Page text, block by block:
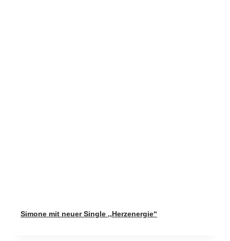
Simone mit neuer Single ,,Herzenergie“